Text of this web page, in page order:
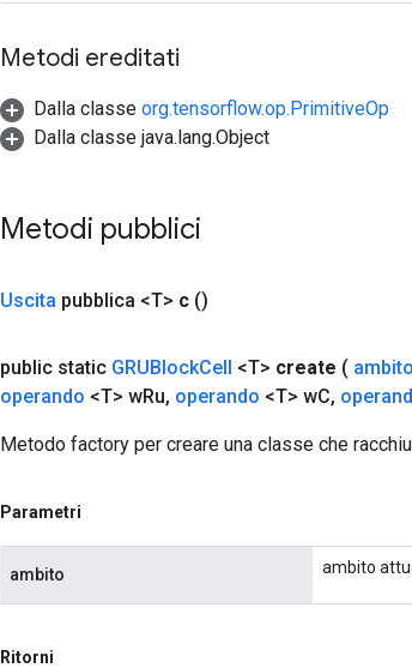
Metodi ereditati
Dalla classe org.tensorflow.op.PrimitiveOp
Dalla classe java.lang.Object
Metodi pubblici
Uscita pubblica <T> c ()
public static GRUBlockCell <T> create ( ambito
operando <T> wRu, operando <T> wC,
Metodo factory per creare una classe che
Parametri
ambito ambito
Ritorni